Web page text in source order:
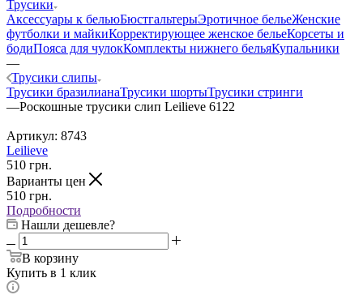
Трусики
Аксессуары к бельюБюстгальтерыЭротичное бельеЖенские
футболки и майкиКорректирующее женское бельеКорсеты и
бодиПояса для чулокКомплекты нижнего бельяКупальники
—
Трусики слипы
Трусики бразилианаТрусики шортыТрусики стринги
—Роскошные трусики слип Leilieve 6122
Артикул: 8743
Leilieve
510 грн.
Варианты цен
510 грн.
Подробности
Нашли дешевле?
В корзину
Купить в 1 клик